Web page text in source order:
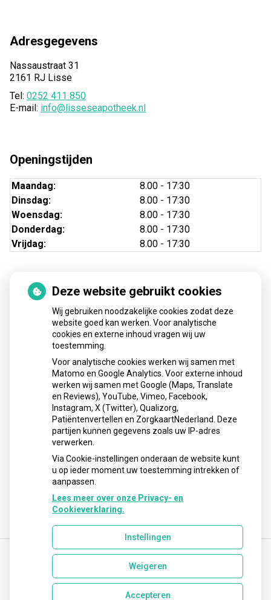
Adresgegevens
Nassaustraat 31
2161 RJ Lisse
Tel: 0252 411 850
E-mail: info@lisseseapotheek.nl
Openingstijden
Maandag:
8.00 - 17:30
Dinsdag:
8.00 - 17:30
Woensdag:
8.00 - 17:30
Donderdag:
8.00 - 17:30
Vrijdag:
8.00 - 17:30
Nieuws
Sinds huisartsen afslankmedicijnen mogen voorschrijven,
neemt gebruik toe
Schurft sinds corona geen vergeten ziekte meer: aantal
uitbraken fors gestegen
Stoppen met afslankmedicijnen betekent zonder
leefstijlaanpassingen weer gewichtstoename
Kookadvies drinkwater in provincie Utrecht vanwege
besmetting
Terugroepactie babyvoeding Nestlé: bacterie kan baby’s
ziek maken
Uw Zorg Online |Beheer
info@lisseseapotheek.nl
Deze website gebruikt cookies
Wij gebruiken noodzakelijke cookies zodat deze
website goed kan werken. Voor analytische
cookies en externe inhoud vragen wij uw
toestemming.
Voor analytische cookies werken wij samen met
Matomo en Google Analytics. Voor externe inhoud
werken wij samen met Google (Maps, Translate
en Reviews), YouTube, Vimeo, Facebook,
Instagram, X (Twitter), Qualizorg,
Patiëntenvertellen en ZorgkaartNederland. Deze
partijen kunnen gegevens zoals uw IP-adres
verwerken.
Via Cookie-instellingen onderaan de website kunt
u op ieder moment uw toestemming intrekken of
aanpassen.
Lees meer over onze Privacy- en
Cookieverklaring.
Instellingen
Weigeren
Accepteren